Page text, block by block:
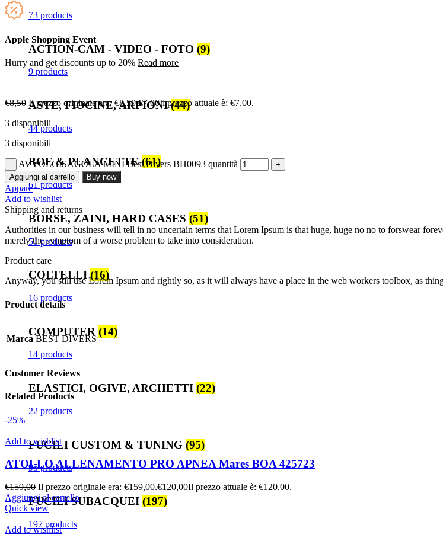
73 products
ACTION-CAM - VIDEO - FOTO (9)
9 products
ASTE, FIOCINE, ARPIONI(44)
44 products
BOE & PLANCETTE(61)
61 products
BORSE, ZAINI, HARD CASES (51)
51 products
COLTELLI(16)
16 products
COMPUTER (14)
14 products
ELASTICI, OGIVE, ARCHETTI (22)
22 products
FUCILI CUSTOM & TUNING (95)
95 products
FUCILI SUBACQUEI (197)
197 products
Apple Shopping Event
Hurry and get discounts up to 20% Read more
€8,50 Il prezzo originale era: €8,50.€7,00Il prezzo attuale è: €7,00.
3 disponibili
3 disponibili
AVVOLGISAGOLA MINI Best Divers BH0093 quantità
Aggiungi al carrello Buy now
Appare
Add to wishlist
Shipping and returns
Authorities in our business will tell in no uncertain terms that Lorem Ipsum is that huge, huge no no to forswear
merely the symptom of a worse problem to take into consideration.
Product care
Anyway, you still use Lorem Ipsum and rightly so, as it will always have a place in the web workers toolbox, as
Product details
Marca BEST DIVERS
Customer Reviews
Related Products
-25%
Add to wishlist
ATOLLO ALLENAMENTO PRO APNEA Mares BOA 425723
€159,00 Il prezzo originale era: €159,00.€120,00Il prezzo attuale è: €120,00.
Aggiungi al carrello
Quick view
Add to wishlist